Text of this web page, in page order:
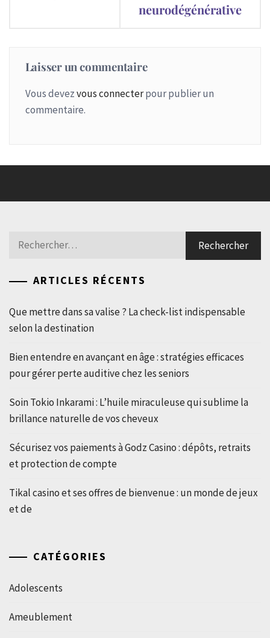
neurodégénérative
Laisser un commentaire
Vous devezvous connecterpour publier un
commentaire.
Rechercher :
ARTICLES RÉCENTS
Que mettre dans sa valise ? La check-list indispensable
selon la destination
Bien entendre en avançant en âge : stratégies efficaces
pour gérer perte auditive chez les seniors
Soin Tokio Inkarami : L’huile miraculeuse qui sublime la
brillance naturelle de vos cheveux
Sécurisez vos paiements à Godz Casino : dépôts, retraits
et protection de compte
Tikal casino et ses offres de bienvenue : un monde de jeux
et de
CATÉGORIES
Adolescents
Ameublement